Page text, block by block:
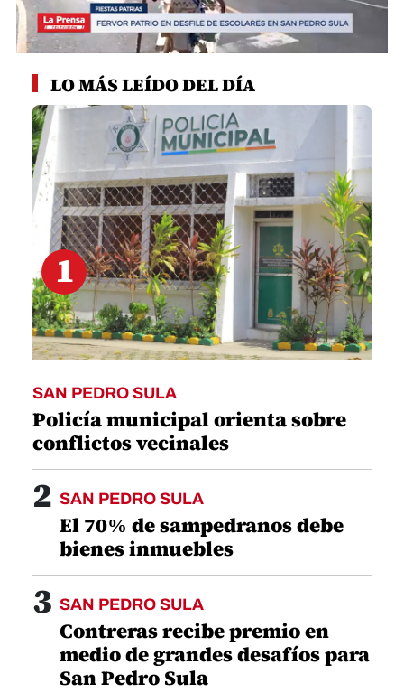
minute,
seconds
LO MÁS LEÍDO DEL DÍA
1
SAN PEDRO SULA
Policía municipal orienta sobre
conflictos vecinales
2 SAN PEDRO SULA
El 70% de sampedranos debe
bienes inmuebles
3 SAN PEDRO SULA
Contreras recibe premio en
medio de grandes desafíos para
San Pedro Sula